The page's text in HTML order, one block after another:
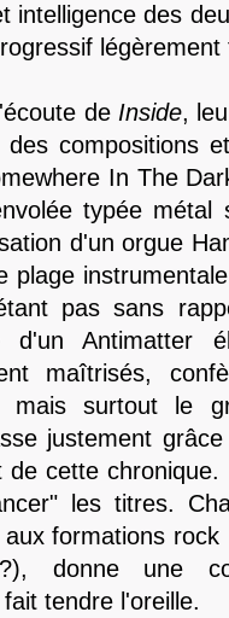
intelligence des
de Inside,
compositions
In The
typée
d'un orgue
plage
pas sans
d'un Antimatter
maîtrisés,
mais surtout le
justement
de cette
les titres.
formations
donne une
tendre l'oreille.